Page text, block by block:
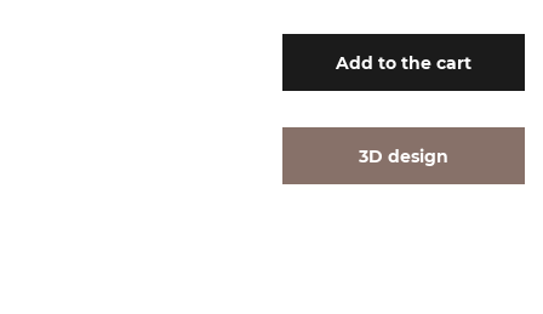
Add to the cart
3D design